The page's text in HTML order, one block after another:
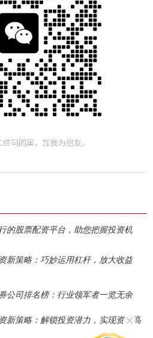
的股票配资平台，助您把握投资机
新策略：巧妙运用杠杆，放大收益
公司排名榜：行业领军者一览无余
新策略：解锁投资潜力，实现资金高